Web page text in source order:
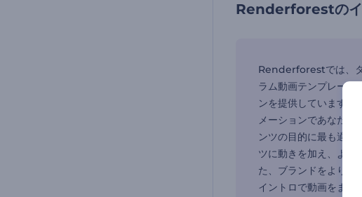
Renderforestのイ
Renderforestでは、タ
ラム動画テンプレート
ンを提供しています。
メーションであなた
ンツの目的に最も適し
ツに動きを加え、より
た、ブランドをより印
イントロで動画をまと